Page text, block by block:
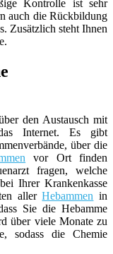
Kontrolle ist sehr
auch die Rückbildung
Zusätzlich steht Ihnen
den Austausch mit
Internet. Es gibt
über die
vor Ort finden
fragen, welche
Ihrer Krankenkasse
allerHebammen in
Sie die Hebamme
über viele Monate zu
sodass die Chemie